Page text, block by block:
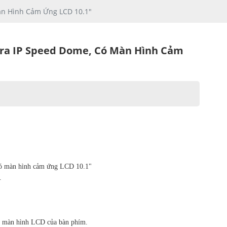
Hình Cảm Ứng LCD 10.1"
IP Speed Dome, Có Màn Hình Cảm
màn hình cảm ứng LCD 10.1"
hình LCD của bàn phím.